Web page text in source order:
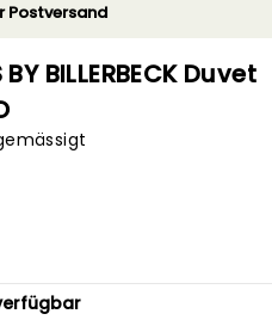
Postversand
BY BILLERBECK Duvet